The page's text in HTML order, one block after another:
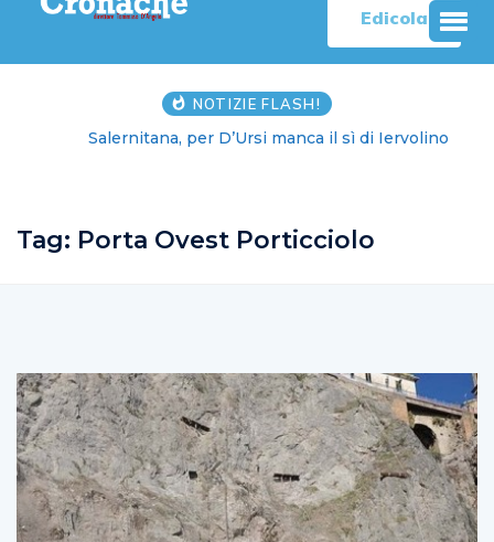
Edicola
NOTIZIE FLASH!
Salernitana, per D’Ursi manca il sì di Iervolino